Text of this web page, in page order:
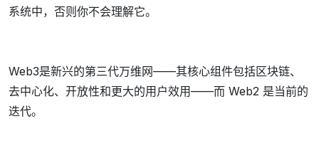
系统中，否则你不会理解它。
Web3是新兴的第三代万维网——其核心组件包括区块链、
去中心化、开放性和更大的用户效用——而 Web2 是当前的
迭代。